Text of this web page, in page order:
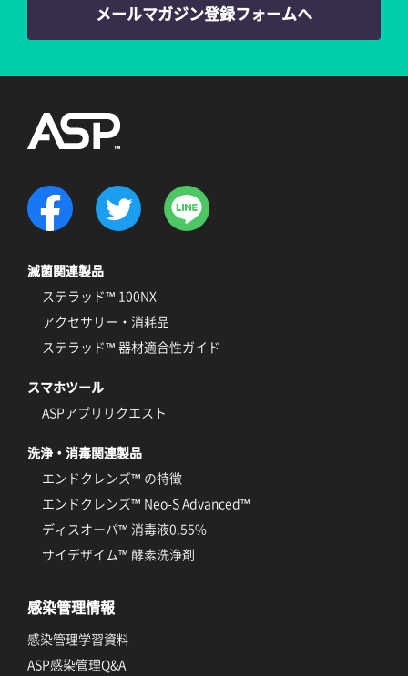
メールマガジン登録フォームへ
滅菌関連製品
ステラッド™ 100NX
アクセサリー・消耗品
ステラッド™ 器材適合性ガイド
スマホツール
ASPアプリリクエスト
洗浄・消毒関連製品
エンドクレンズ™ の特徴
エンドクレンズ™ Neo-S Advanced™
ディスオーパ™ 消毒液0.55%
サイデザイム™ 酵素洗浄剤
感染管理情報
感染管理学習資料
ASP感染管理Q&A